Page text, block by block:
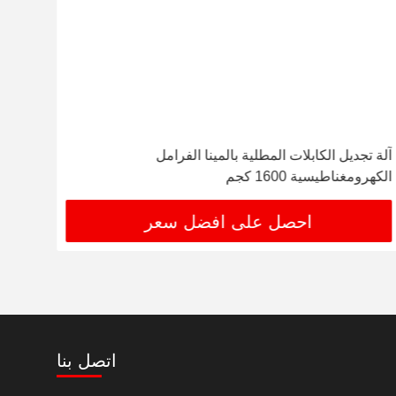
آلة تجديل الكابلات المطلية بالمينا الفرامل
الكهرومغناطيسية 1600 كجم
احصل على افضل سعر
اتصل بنا